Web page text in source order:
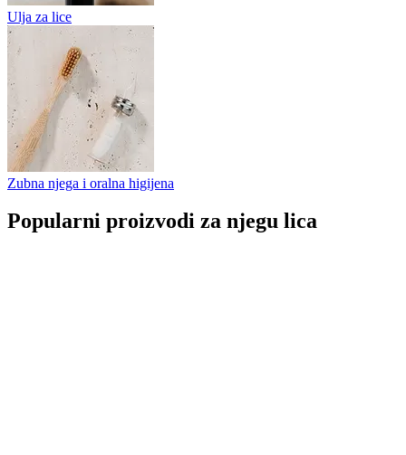
Ulja za lice
Zubna njega i oralna higijena
Popularni proizvodi za njegu lica